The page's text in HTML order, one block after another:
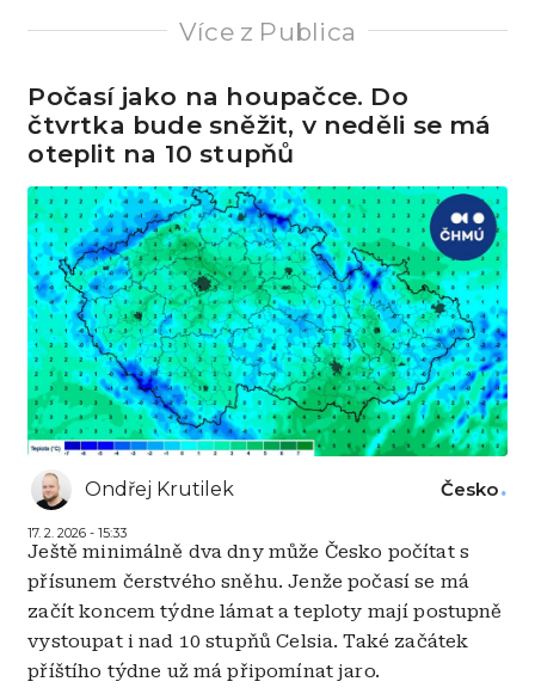
Více z Publica
Počasí jako na houpačce. Do
čtvrtka bude sněžit, v neděli se má
oteplit na 10 stupňů
Ondřej Krutilek
17. 2. 2026 - 15:33
Česko
Ještě minimálně dva dny může Česko počítat s
přísunem čerstvého sněhu. Jenže počasí se má
začít koncem týdne lámat a teploty mají postupně
vystoupat i nad 10 stupňů Celsia. Také začátek
příštího týdne už má připomínat jaro.